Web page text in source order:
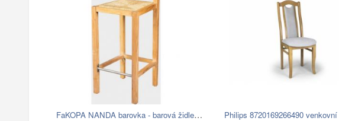
FaKOPA NANDA barovka - barová židle z…